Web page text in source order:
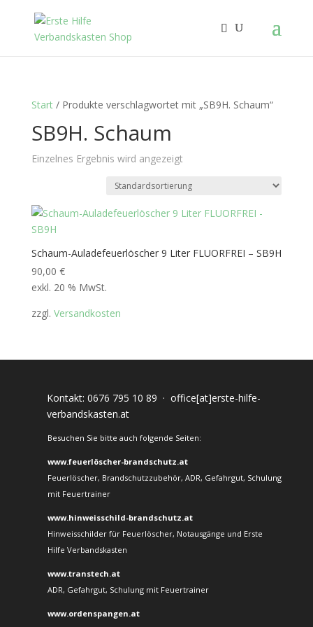
Start/ Produkte verschlagwortet mit „SB9H. Schaum“
SB9H. Schaum
Einzelnes Ergebnis wird angezeigt
Schaum-Auladefeuerlöscher 9 Liter FLUORFREI – SB9H
90,00 €
exkl. 20 % MwSt.
zzgl. Versandkosten
Kontakt: 0676 795 10 89 · office[at]erste-hilfe-
verbandskasten.at
Besuchen Sie bitte auch folgende Seiten:
www.feuerlöscher-brandschutz.at
Feuerlöscher, Brandschutzzubehör, ADR, Gefahrgut, Schulung
mit Feuertrainer
www.hinweisschild-brandschutz.at
Hinweisschilder für Feuerlöscher, Notausgänge und Erste
Hilfe Verbandskasten
www.transtech.at
ADR, Gefahrgut, Schulung mit Feuertrainer
www.ordenspangen.at